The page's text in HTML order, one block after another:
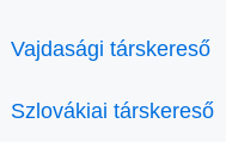
Vajdasági társkereső
Szlovákiai társkereső